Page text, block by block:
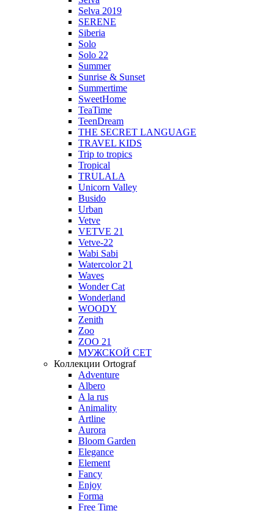
Selva 2019
SERENE
Siberia
Solo
Solo 22
Summer
Sunrise & Sunset
Summertime
SweetHome
TeaTime
TeenDream
THE SECRET LANGUAGE
TRAVEL KIDS
Trip to tropics
Tropical
TRULALA
Unicorn Valley
Busido
Urban
Vetve
VETVE 21
Vetve-22
Wabi Sabi
Watercolor 21
Waves
Wonder Cat
Wonderland
WOODY
Zenith
Zoo
ZOO 21
МУЖСКОЙ СЕТ
Коллекции Ortograf
Adventure
Albero
A la rus
Animality
Artline
Aurora
Bloom Garden
Elegance
Element
Fancy
Enjoy
Forma
Free Time